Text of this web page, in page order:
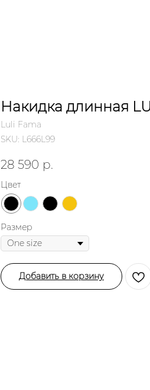
Накидка длинная
Luli Fama
SKU: L666L99
28 590 р.
Цвет
Размер
Добавить в корзину